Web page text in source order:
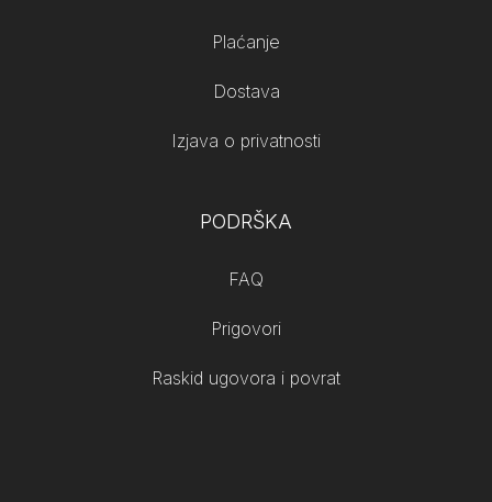
Plaćanje
Dostava
Izjava o privatnosti
PODRŠKA
FAQ
Prigovori
Raskid ugovora i povrat